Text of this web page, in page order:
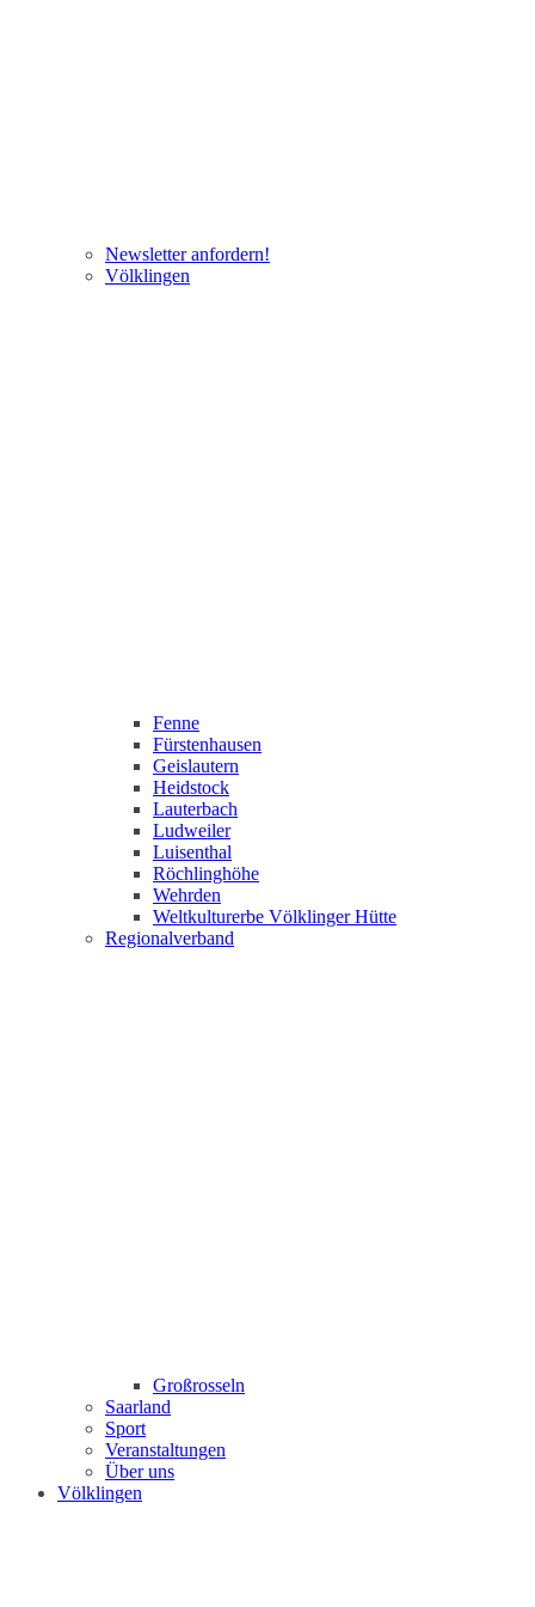
Newsletter anfordern!
Völklingen
Fenne
Fürstenhausen
Geislautern
Heidstock
Lauterbach
Ludweiler
Luisenthal
Röchlinghöhe
Wehrden
Weltkulturerbe Völklinger Hütte
Regionalverband
Großrosseln
Saarland
Sport
Veranstaltungen
Über uns
Völklingen